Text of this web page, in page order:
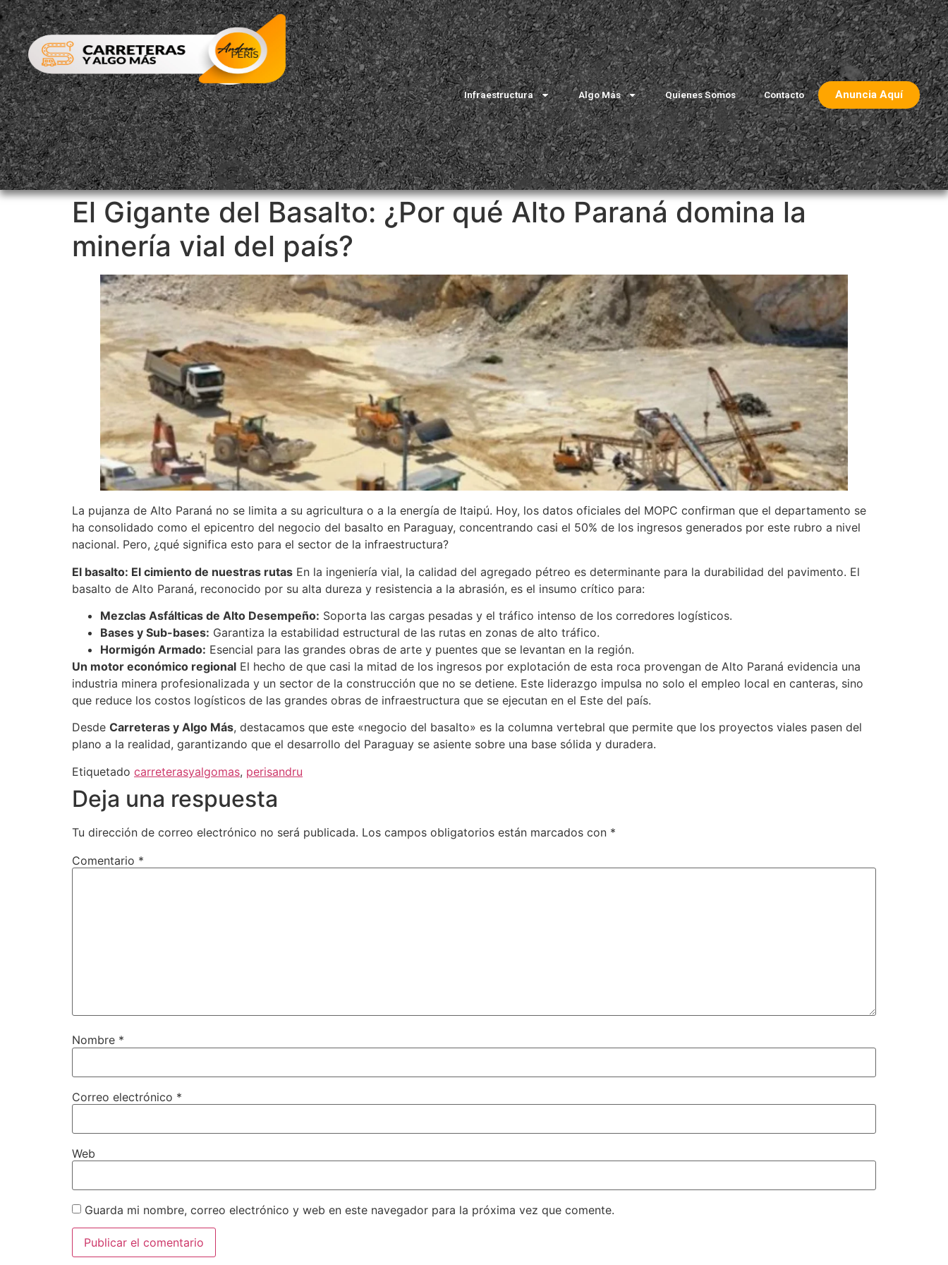
Anuncia Aquí
Infraestructura Algo Más Quienes Somos Contacto
El Gigante del Basalto: ¿Por qué Alto Paraná domina la
minería vial del país?
La pujanza de Alto Paraná no se limita a su agricultura o a la energía de Itaipú. Hoy, los datos oficiales del MOPC confirman que el departamento se
ha consolidado como el epicentro del negocio del basalto en Paraguay, concentrando casi el 50% de los ingresos generados por este rubro a nivel
nacional. Pero, ¿qué significa esto para el sector de la infraestructura?
El basalto: El cimiento de nuestras rutas En la ingeniería vial, la calidad del agregado pétreo es determinante para la durabilidad del pavimento. El
basalto de Alto Paraná, reconocido por su alta dureza y resistencia a la abrasión, es el insumo crítico para:
Mezclas Asfálticas de Alto Desempeño: Soporta las cargas pesadas y el tráfico intenso de los corredores logísticos.
Bases y Sub-bases: Garantiza la estabilidad estructural de las rutas en zonas de alto tráfico.
Hormigón Armado: Esencial para las grandes obras de arte y puentes que se levantan en la región.
Un motor económico regional El hecho de que casi la mitad de los ingresos por explotación de esta roca provengan de Alto Paraná evidencia una
industria minera profesionalizada y un sector de la construcción que no se detiene. Este liderazgo impulsa no solo el empleo local en canteras, sino
que reduce los costos logísticos de las grandes obras de infraestructura que se ejecutan en el Este del país.
Desde Carreteras y Algo Más, destacamos que este «negocio del basalto» es la columna vertebral que permite que los proyectos viales pasen del
plano a la realidad, garantizando que el desarrollo del Paraguay se asiente sobre una base sólida y duradera.
Etiquetado carreterasyalgomas, perisandru
Deja una respuesta
Tu dirección de correo electrónico no será publicada. Los campos obligatorios están marcados con *
Comentario *
Nombre *
Correo electrónico *
Web
Guarda mi nombre, correo electrónico y web en este navegador para la próxima vez que comente.